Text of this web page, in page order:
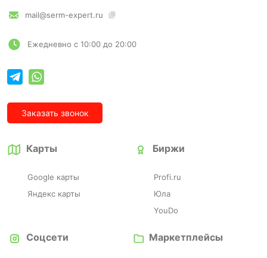
mail@serm-expert.ru
Ежедневно с 10:00 до 20:00
Заказать звонок
Карты
Google карты
Яндекс карты
Биржи
Profi.ru
Юла
YouDo
Соцсети Маркетплейсы